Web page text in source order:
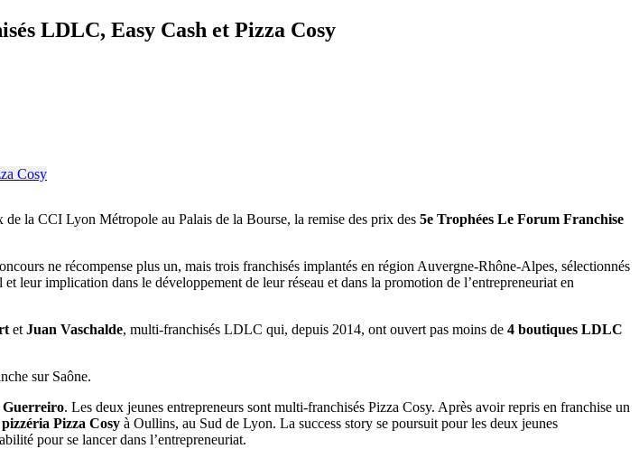
LDLC, Easy Cash et Pizza Cosy
de la CCI Lyon Métropole au Palais de la Bourse, la remise des prix des 5e Trophées Le Forum Franchise
ne récompense plus un, mais trois franchisés implantés en région Auvergne-Rhône-Alpes, sélectionnés
implication dans le développement de leur réseau et dans la promotion de l’entrepreneuriat en
etJuan Vaschalde, multi-franchisés LDLC qui, depuis 2014, ont ouvert pas moins de 4 boutiques LDLC
sur Saône.
Guerreiro. Les deux jeunes entrepreneurs sont multi-franchisés Pizza Cosy. Après avoir repris en franchise un
pizzéria Pizza Cosy à Oullins, au Sud de Lyon. La success story se poursuit pour les deux jeunes
pour se lancer dans l’entrepreneuriat.